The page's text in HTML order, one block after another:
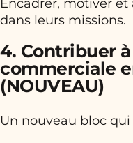
Encadrer, motiver
dans leurs missions.
4. Contribuer
commerciale
(NOUVEAU)
Un nouveau bloc